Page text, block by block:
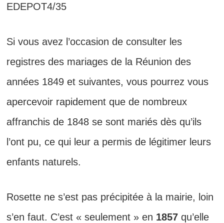
EDEPOT4/35
Si vous avez l’occasion de consulter les
registres des mariages de la Réunion des
années 1849 et suivantes, vous pourrez vous
apercevoir rapidement que de nombreux
affranchis de 1848 se sont mariés dès qu’ils
l’ont pu, ce qui leur a permis de légitimer leurs
enfants naturels.
Rosette ne s’est pas précipitée à la mairie, loin
s’en faut. C’est « seulement » en 1857qu’elle